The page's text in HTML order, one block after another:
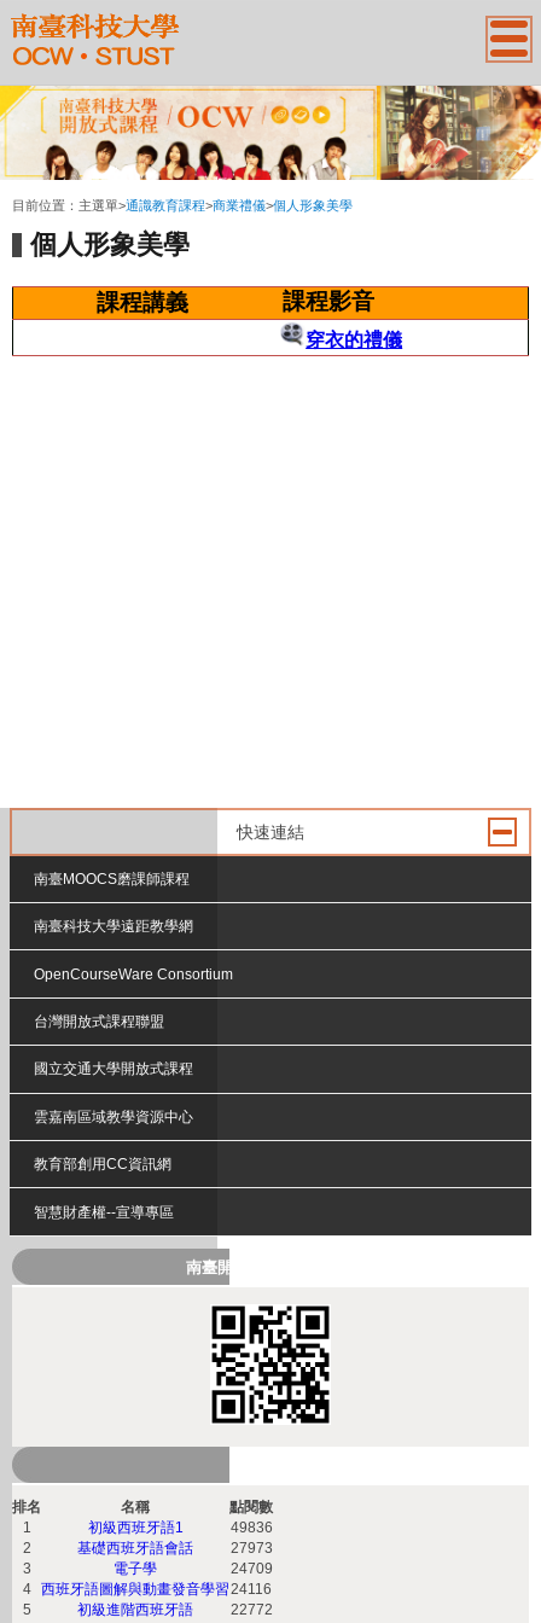
:::
目前位置： 主選單>通識教育課程>商業禮儀>個人形象美學
個人形象美學
課程講義 課程影音
穿衣的禮儀
快速連結
南臺MOOCS磨課師課程
南臺科技大學遠距教學網
OpenCourseWare Consortium
台灣開放式課程聯盟
國立交通大學開放式課程
雲嘉南區域教學資源中心
教育部創用CC資訊網
智慧財產權--宣導專區
南臺開放式課程QRcode
排名 名稱
點閱數
1
初級西班牙語1
49836
2
基礎西班牙語會話
27973
3
電子學
24709
4
西班牙語圖解與動畫發音學習24116
5
初級進階西班牙語
22772